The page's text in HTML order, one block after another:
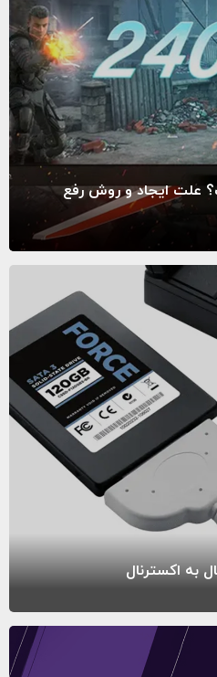
علت ایجاد و روش رفع